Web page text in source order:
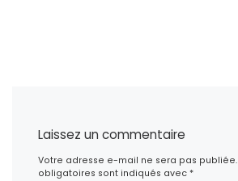
Laissez un commentaire
Votre adresse e-mail ne sera pas publiée.
obligatoires sont indiqués avec*